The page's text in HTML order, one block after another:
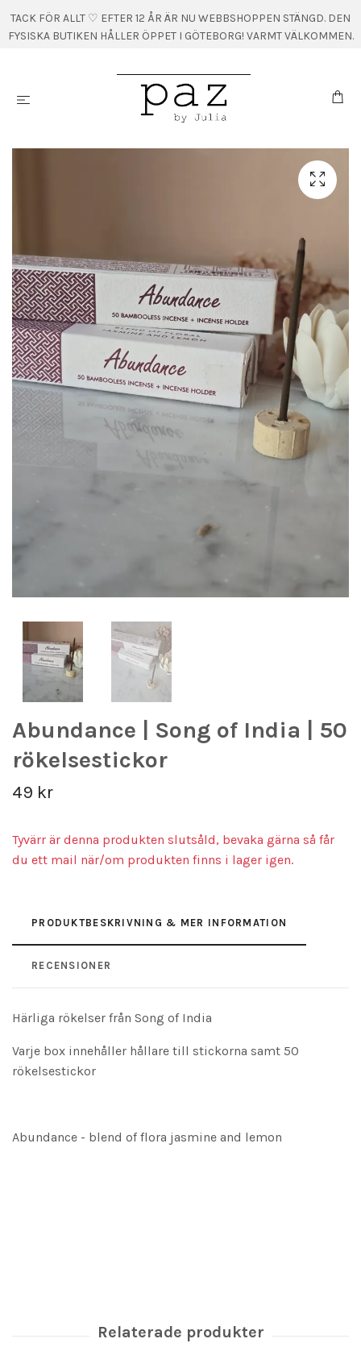
TACK FÖR ALLT ♡ EFTER 12 ÅR ÄR NU WEBBSHOPPEN STÄNGD. DEN
FYSISKA BUTIKEN HÅLLER ÖPPET I GÖTEBORG! VARMT VÄLKOMMEN.
Abundance | Song of India | 50
rökelsestickor
49 kr
Tyvärr är denna produkten slutsåld, bevaka gärna så får
du ett mail när/om produkten finns i lager igen.
PRODUKTBESKRIVNING & MER INFORMATION
RECENSIONER
Härliga rökelser från Song of India
Varje box innehåller hållare till stickorna samt 50
rökelsestickor
Abundance - blend of flora jasmine and lemon